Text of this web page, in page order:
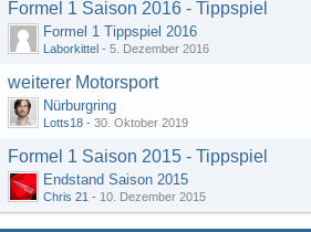
Formel 1 Saison 2016 - Tippspiel
Formel 1 Tippspiel 2016
Laborkittel - 5. Dezember 2016
weiterer Motorsport
Nürburgring
Lotts18 - 30. Oktober 2019
Formel 1 Saison 2015 - Tippspiel
Endstand Saison 2015
Chris 21 - 10. Dezember 2015